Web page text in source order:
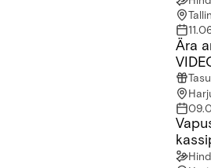
Ära anda sõbralik kass (vt VIDEOT)
Ära
Vapustav isane Bengali kassipoeg